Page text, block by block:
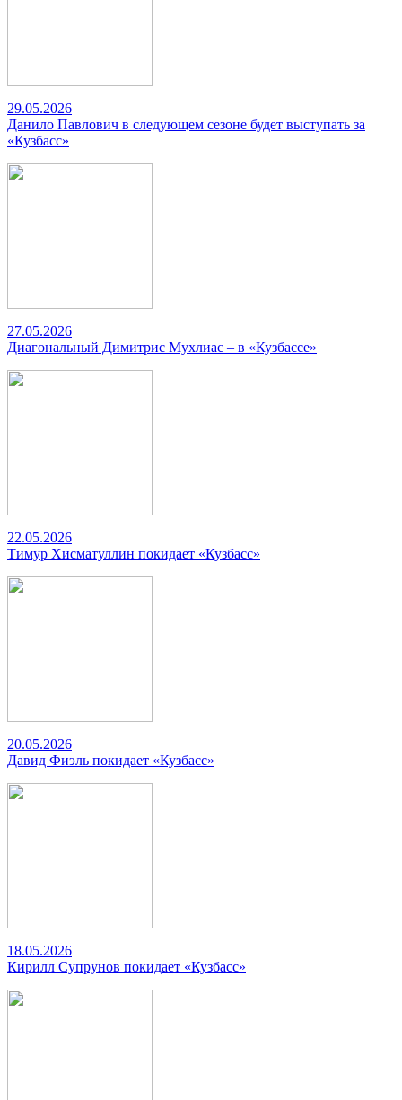
29.05.2026
Данило Павлович в следующем сезоне будет выступать за
«Кузбасс»
27.05.2026
Диагональный Димитрис Мухлиас – в «Кузбассе»
22.05.2026
Тимур Хисматуллин покидает «Кузбасс»
20.05.2026
Давид Фиэль покидает «Кузбасс»
18.05.2026
Кирилл Супрунов покидает «Кузбасс»